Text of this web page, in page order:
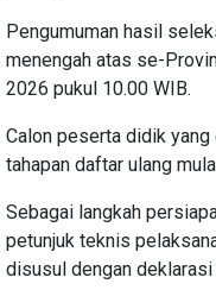
Pengumuman hasil
menengah atas se-
2026 pukul 10.00 WIB.
Calon peserta didik
tahapan daftar ulang
Sebagai langkah
petunjuk teknis
disusul dengan